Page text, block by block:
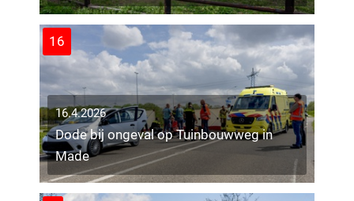
16
16.4.2026
Dode bij ongeval op Tuinbouwweg in
Made